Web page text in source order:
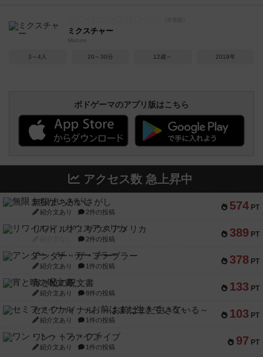
ミクスチャー
Mixture
3～4人 20～30分 12歳～ 2019年
ボドゲーマのアプリ版はこちら
アクセス数 急上昇中
574 PT
無限まちがいさがし
紹介文あり 2件の投稿
389 PT
リワイルド：サウスアメリカ
2件の投稿
378 PT
アンダー・ザ・テーブラー
紹介文あり 1件の投稿
133 PT
宵と暁の呪文書
紹介文あり 8件の投稿
103 PT
セミファイナル ～お前はまだ生きている～
紹介文あり 1件の投稿
97 PT
ワン・トゥ・ファイブ
紹介文あり 1件の投稿